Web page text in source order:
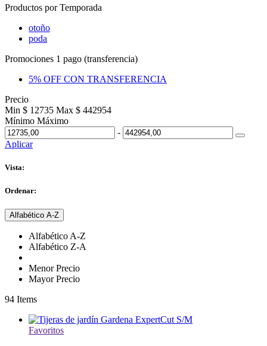
Productos por Temporada
otoño
poda
Promociones 1 pago (transferencia)
5% OFF CON TRANSFERENCIA
Precio
Min $ 12735 Max $ 442954
Mínimo Máximo
-
Aplicar
Vista:
Ordenar:
Alfabético A-Z
Alfabético A-Z
Alfabético Z-A
Menor Precio
Mayor Precio
94 Items
Favoritos